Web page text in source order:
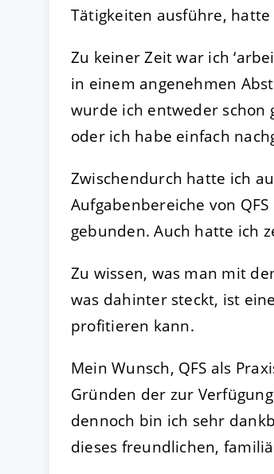
Tätigkeiten ausführe,
Zu keiner Zeit war ich
in einem angenehmen
wurde ich entweder schon
oder ich habe einfach
Zwischendurch hatte ich
Aufgabenbereiche von
gebunden. Auch hatte ich
Zu wissen, was man mit
was dahinter steckt, ist
profitieren kann.
Mein Wunsch, QFS als
Gründen der zur
dennoch bin ich sehr
dieses freundlichen,